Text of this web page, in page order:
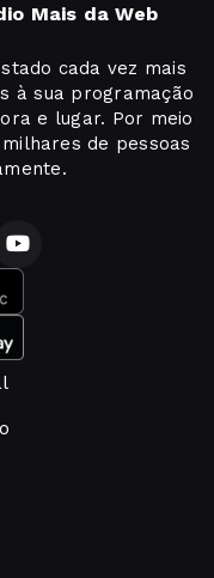
Mais da Web
cada vez mais
à sua programação
e lugar. Por meio
de pessoas